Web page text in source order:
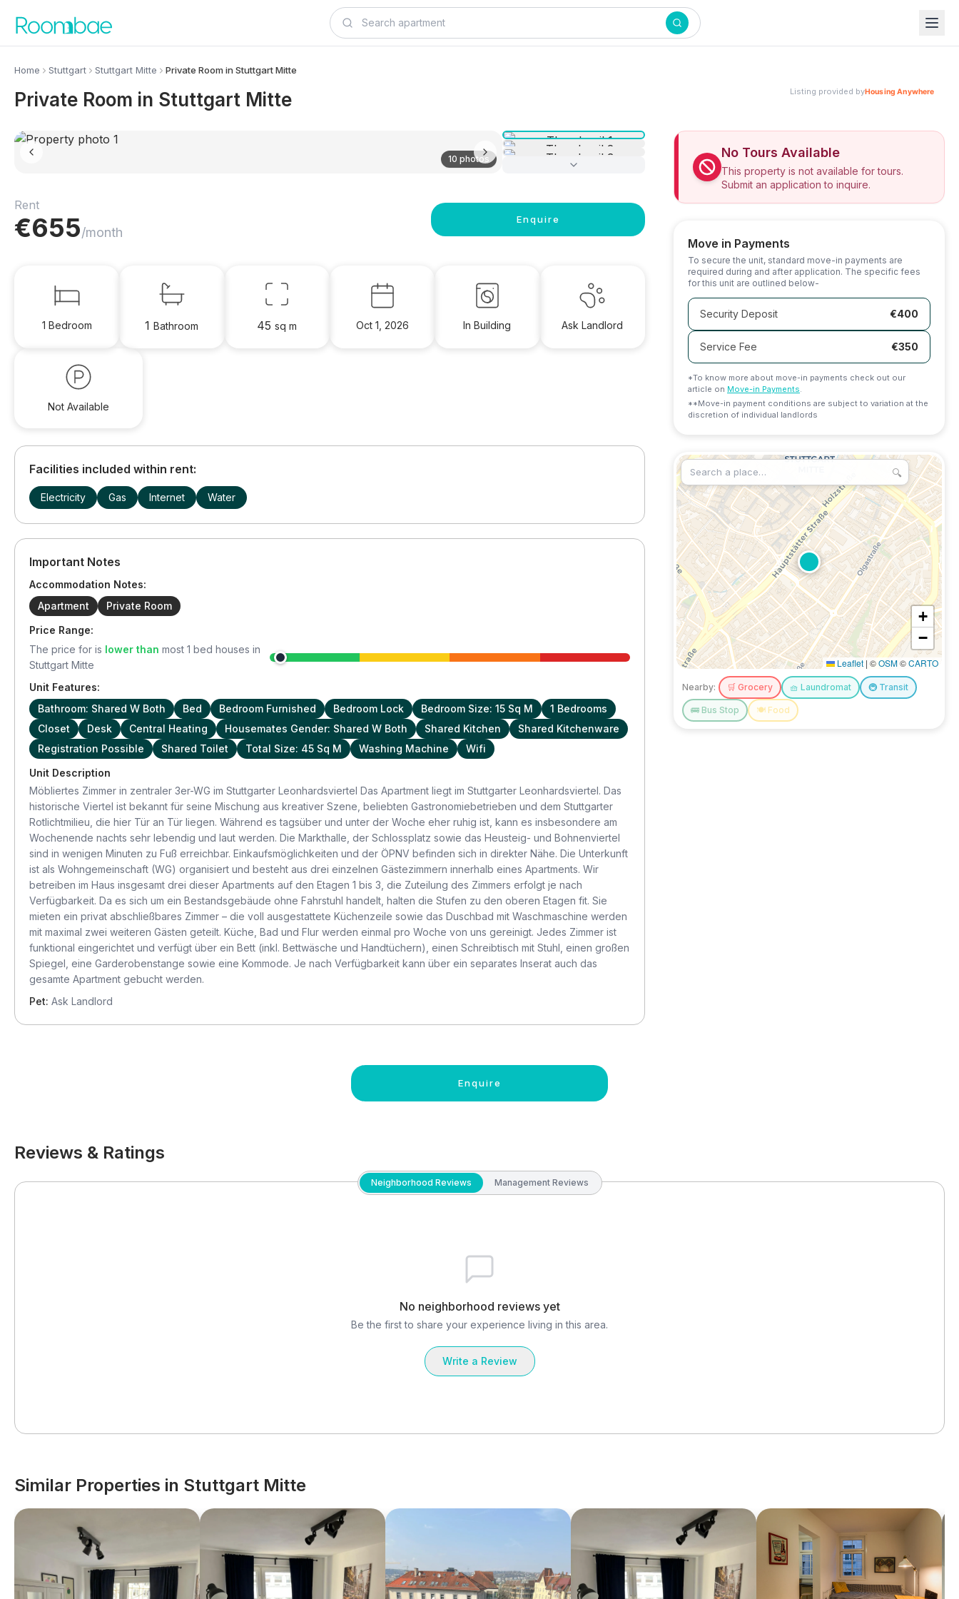
Home Stuttgart Stuttgart Mitte Private Room in Stuttgart Mitte
Private Room in Stuttgart Mitte Listing provided by
10 photos
Rent
€655/month
Enquire
1 Bedroom 1 Bathroom 45 sq m Oct 1, 2026 In Building Ask Landlord
Not Available
Facilities included within rent:
Electricity Gas Internet Water
Important Notes
Accommodation Notes:
Apartment
Private Room
Price Range:
The price for is lower than most 1 bed houses in
Stuttgart Mitte
Unit Features:
Bathroom: Shared W Both
Bed Bedroom Furnished Bedroom Lock Bedroom Size: 15 Sq M
1 Bedrooms
Closet
Desk Central Heating Housemates Gender: Shared W Both Shared Kitchen
Shared Kitchenware
Registration Possible
Shared Toilet Total Size: 45 Sq M Washing Machine
Wifi
Unit Description
Möbliertes Zimmer in zentraler 3er-WG im Stuttgarter Leonhardsviertel Das Apartment liegt im Stuttgarter Leonhardsviertel. Das
historische Viertel ist bekannt für seine Mischung aus kreativer Szene, beliebten Gastronomiebetrieben und dem Stuttgarter
Rotlichtmilieu, die hier Tür an Tür liegen. Während es tagsüber und unter der Woche eher ruhig ist, kann es insbesondere am
Wochenende nachts sehr lebendig und laut werden. Die Markthalle, der Schlossplatz sowie das Heusteig- und Bohnenviertel
sind in wenigen Minuten zu Fuß erreichbar. Einkaufsmöglichkeiten und der ÖPNV befinden sich in direkter Nähe. Die Unterkunft
ist als Wohngemeinschaft (WG) organisiert und besteht aus drei einzelnen Gästezimmern innerhalb eines Apartments. Wir
betreiben im Haus insgesamt drei dieser Apartments auf den Etagen 1 bis 3, die Zuteilung des Zimmers erfolgt je nach
Verfügbarkeit. Da es sich um ein Bestandsgebäude ohne Fahrstuhl handelt, halten die Stufen zu den oberen Etagen fit. Sie
mieten ein privat abschließbares Zimmer – die voll ausgestattete Küchenzeile sowie das Duschbad mit Waschmaschine werden
mit maximal zwei weiteren Gästen geteilt. Küche, Bad und Flur werden einmal pro Woche von uns gereinigt. Jedes Zimmer ist
funktional eingerichtet und verfügt über ein Bett (inkl. Bettwäsche und Handtüchern), einen Schreibtisch mit Stuhl, einen großen
Spiegel, eine Garderobenstange sowie eine Kommode. Je nach Verfügbarkeit kann über ein separates Inserat auch das
gesamte Apartment gebucht werden.
Pet: Ask Landlord
No Tours Available
This property is not available for tours.
Submit an application to inquire.
Move in Payments
To secure the unit, standard move-in payments are
required during and after application. The specific fees
for this unit are outlined below-
Security Deposit €400
Service Fee €350
*To know more about move-in payments check out our
article on Move-in Payments.
**Move-in payment conditions are subject to variation at the
discretion of individual landlords
🔍
+
−
Leaflet | ©OSM©CARTO
Nearby: 🛒 Grocery 🧺 Laundromat 🚇 Transit
🚌 Bus Stop 🍽️ Food
Enquire
Reviews & Ratings
Neighborhood Reviews Management Reviews
No neighborhood reviews yet
Be the first to share your experience living in this area.
Write a Review
Similar Properties in Stuttgart Mitte